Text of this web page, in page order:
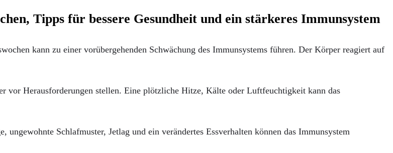
Tipps für bessere Gesundheit und ein stärkeres Immunsystem
kann zu einer vorübergehenden Schwächung des Immunsystems führen. Der Körper reagiert auf
vor Herausforderungen stellen. Eine plötzliche Hitze, Kälte oder Luftfeuchtigkeit kann das
Schlafmuster, Jetlag und ein verändertes Essverhalten können das Immunsystem